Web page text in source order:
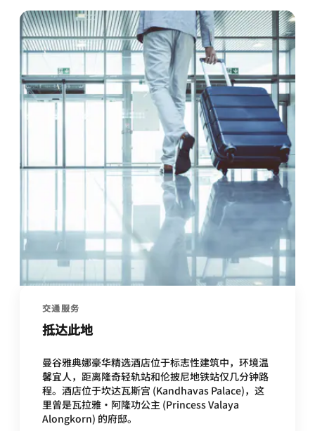
交通服务
抵达此地
曼谷雅典娜豪华精选酒店位于标志性建筑中，环境温
馨宜人，距离隆奇轻轨站和伦披尼地铁站仅几分钟路
程。酒店位于坎达瓦斯宫 (Kandhavas Palace)，这
里曾是瓦拉雅•阿隆功公主 (Princess Valaya
Alongkorn) 的府邸。